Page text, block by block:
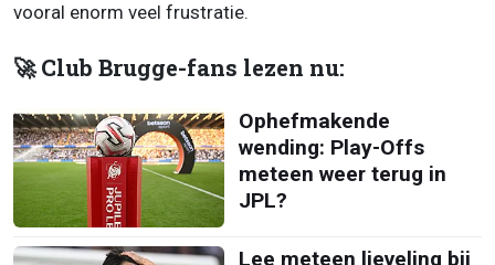
vooral enorm veel frustratie.
🚀 Club Brugge-fans lezen nu:
Ophefmakende
wending: Play-Offs
meteen weer terug in
JPL?
Lee meteen lieveling bij